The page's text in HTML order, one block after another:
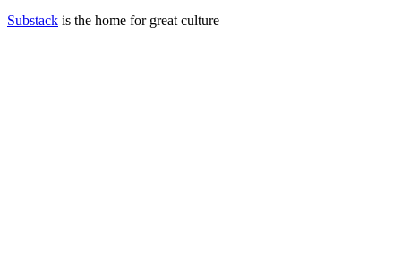
Substack is the home for great culture